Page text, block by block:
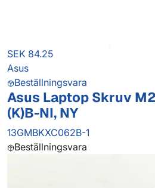
SEK 84.25
Asus
Beställningsvara
Asus Laptop Skruv
(K)B-NI, NY
13GMBKXC062B-1
Beställningsvara